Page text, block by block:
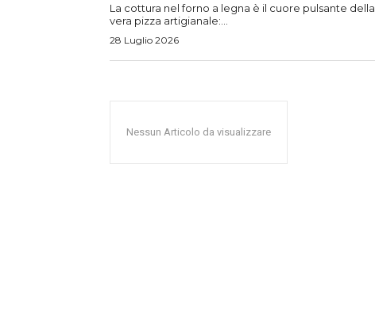
La cottura nel forno a legna è il cuore pulsante della
vera pizza artigianale:...
28 Luglio 2026
Nessun Articolo da visualizzare